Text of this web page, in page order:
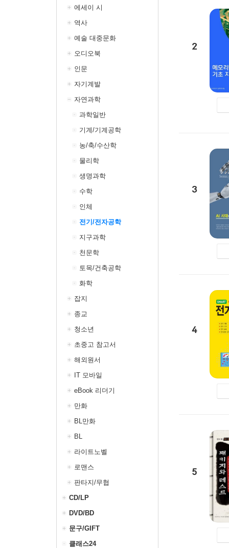
에세이 시
역사
예술 대중문화
오디오북
인문
자기계발
자연과학
과학일반
기계/기계공학
농/축/수산학
물리학
생명과학
수학
인체
전기/전자공학
지구과학
천문학
토목/건축공학
화학
잡지
종교
청소년
초중고 참고서
해외원서
IT 모바일
eBook 리더기
만화
BL만화
BL
라이트노벨
로맨스
판타지/무협
CD/LP
DVD/BD
문구/GIFT
클래스24
2
3
4
5